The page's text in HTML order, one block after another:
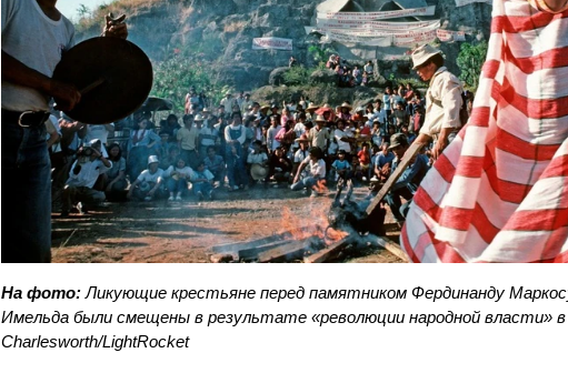
На фото:Ликующие крестьяне перед памятником Фердинанду
Имельда были смещены в результате «революции народной власти» в
Charlesworth/LightRocket